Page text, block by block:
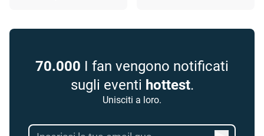
70.000 I fan vengono notificati
sugli eventi hottest.
Unisciti a loro.